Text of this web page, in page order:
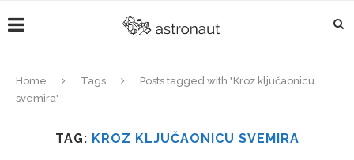
Home Tags
Posts tagged with "Kroz ključaonicu
svemira"
TAG: KROZ KLJUČAONICU SVEMIRA